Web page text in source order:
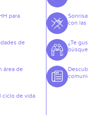
para
de
área de
ciclo de vida
con las
¿Te